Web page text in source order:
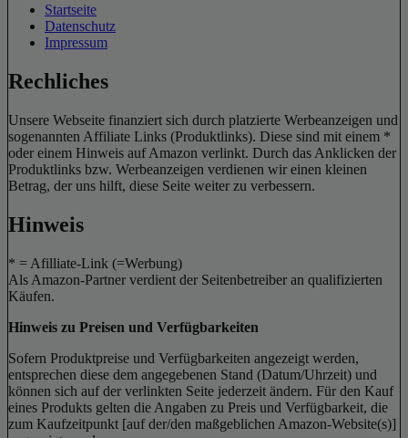
Startseite
Datenschutz
Impressum
Rechliches
Unsere Webseite finanziert sich durch platzierte Werbeanzeigen und
sogenannten Affiliate Links (Produktlinks). Diese sind mit einem *
oder einem Hinweis auf Amazon verlinkt. Durch das Anklicken der
Produktlinks bzw. Werbeanzeigen verdienen wir einen kleinen
Betrag, der uns hilft, diese Seite weiter zu verbessern.
Hinweis
* = Afilliate-Link (=Werbung)
Als Amazon-Partner verdient der Seitenbetreiber an qualifizierten
Käufen.
Hinweis zu Preisen und Verfügbarkeiten
Sofern Produktpreise und Verfügbarkeiten angezeigt werden,
entsprechen diese dem angegebenen Stand (Datum/Uhrzeit) und
können sich auf der verlinkten Seite jederzeit ändern. Für den Kauf
eines Produkts gelten die Angaben zu Preis und Verfügbarkeit, die
zum Kaufzeitpunkt [auf der/den maßgeblichen Amazon-Website(s)]